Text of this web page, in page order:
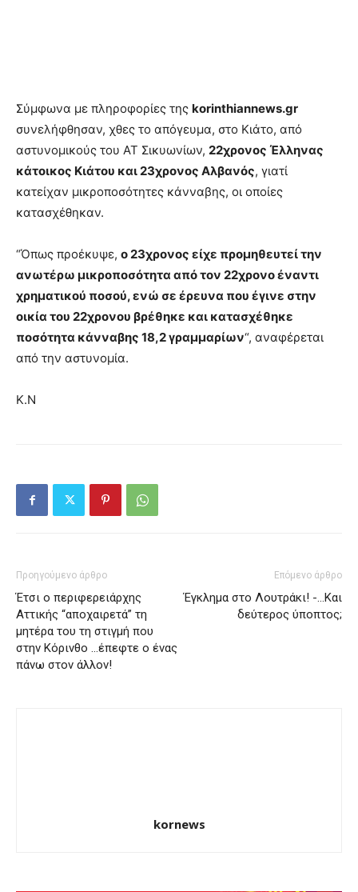
Σύμφωνα με πληροφορίες της korinthiannews.gr
συνελήφθησαν, χθες το απόγευμα, στο Κιάτο, από
αστυνομικούς του ΑΤ Σικυωνίων, 22χρονος Έλληνας
κάτοικος Κιάτου και 23χρονος Αλβανός, γιατί
κατείχαν μικροποσότητες κάνναβης, οι οποίες
κατασχέθηκαν.
“Όπως προέκυψε, ο 23χρονος είχε προμηθευτεί την
ανωτέρω μικροποσότητα από τον 22χρονο έναντι
χρηματικού ποσού, ενώ σε έρευνα που έγινε στην
οικία του 22χρονου βρέθηκε και κατασχέθηκε
ποσότητα κάνναβης 18,2 γραμμαρίων“, αναφέρεται
από την αστυνομία.
Κ.Ν
Προηγούμενο άρθρο
Έτσι ο περιφερειάρχης
Αττικής “αποχαιρετά” τη
μητέρα του τη στιγμή που
στην Κόρινθο …έπεφτε ο ένας
πάνω στον άλλον!
Επόμενο άρθρο
Έγκλημα στο Λουτράκι! -…Και
δεύτερος ύποπτος;
kornews